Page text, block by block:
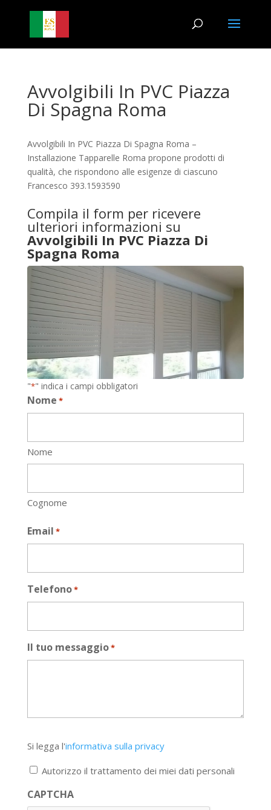
Avvolgibili In PVC Piazza
Di Spagna Roma
Avvolgibili In PVC Piazza Di Spagna Roma –
Installazione Tapparelle Roma propone prodotti di
qualità, che rispondono alle esigenze di ciascuno
Francesco 393.1593590
Compila il form per ricevere
ulteriori informazioni su
Avvolgibili In PVC Piazza Di
Spagna Roma
"*" indica i campi obbligatori
Nome *
Nome
Cognome
Email *
Telefono*
Il tuo messaggio*
legga
l'informativa
privacy
*
Si legga l'informativa sulla privacy
Autorizzo il trattamento dei miei dati personali
CAPTCHA